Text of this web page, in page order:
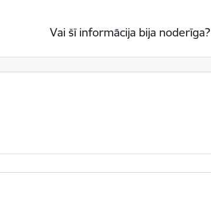
Vai šī informācija bija noderīga?